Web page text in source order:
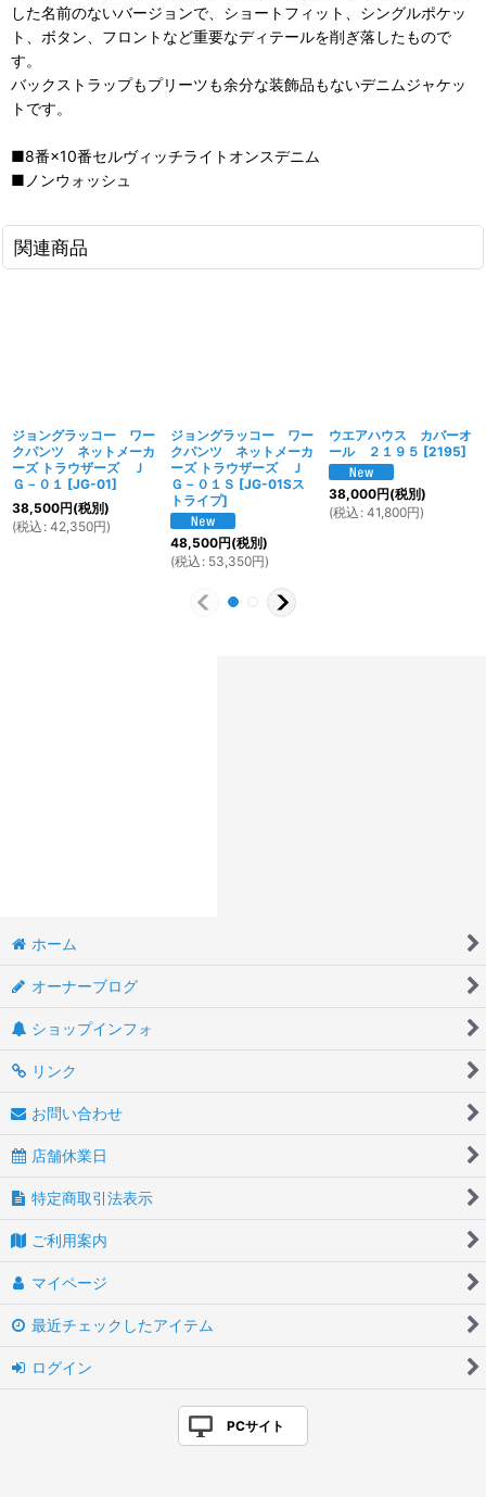
した名前のないバージョンで、ショートフィット、シングルポケッ
ト、ボタン、フロントなど重要なディテールを削ぎ落したもので
す。
バックストラップもプリーツも余分な装飾品もないデニムジャケッ
トです。
■8番×10番セルヴィッチライトオンスデニム
■ノンウォッシュ
関連商品
ジョングラッコー ワー
クパンツ ネットメーカ
ーズ トラウザーズ Ｊ
Ｇ－０１ [JG-01]
38,500円(税別)
(税込 : 42,350円)
ジョングラッコー ワー
クパンツ ネットメーカ
ーズ トラウザーズ Ｊ
Ｇ－０１Ｓ [JG-01Sス
トライプ]
48,500円(税別)
(税込 : 53,350円)
ウエアハウス カバーオ
ール ２１９５ [2195]
38,000円(税別)
(税込 : 41,800円)
ホーム
オーナーブログ
ショップインフォ
リンク
お問い合わせ
店舗休業日
特定商取引法表示
ご利用案内
マイページ
最近チェックしたアイテム
ログイン
PCサイト